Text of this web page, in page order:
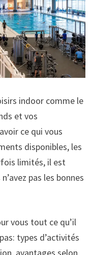
indoor comme le
et vos
ce qui vous
disponibles, les
limités, il est
pas les bonnes
vous tout ce qu’il
types d’activités